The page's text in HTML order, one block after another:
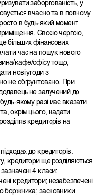
заборгованість, у
вчасно та в повному
в будь-який момент
Своєю чергою,
більших фінансових
час на пошук нового
кафе/офісу тощо,
нові угоди з
не обґрунтовано. При
не залучений до
якому разі має вказати
окрім цього, надати
кредиторів на
до кредиторів.
кредитори ще розділяються
4 класи:
кредитори; незабезпечені
боржника; засновники